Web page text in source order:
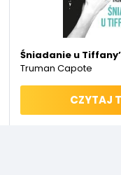
Śniadanie u
Truman Capote
CZYTAJ